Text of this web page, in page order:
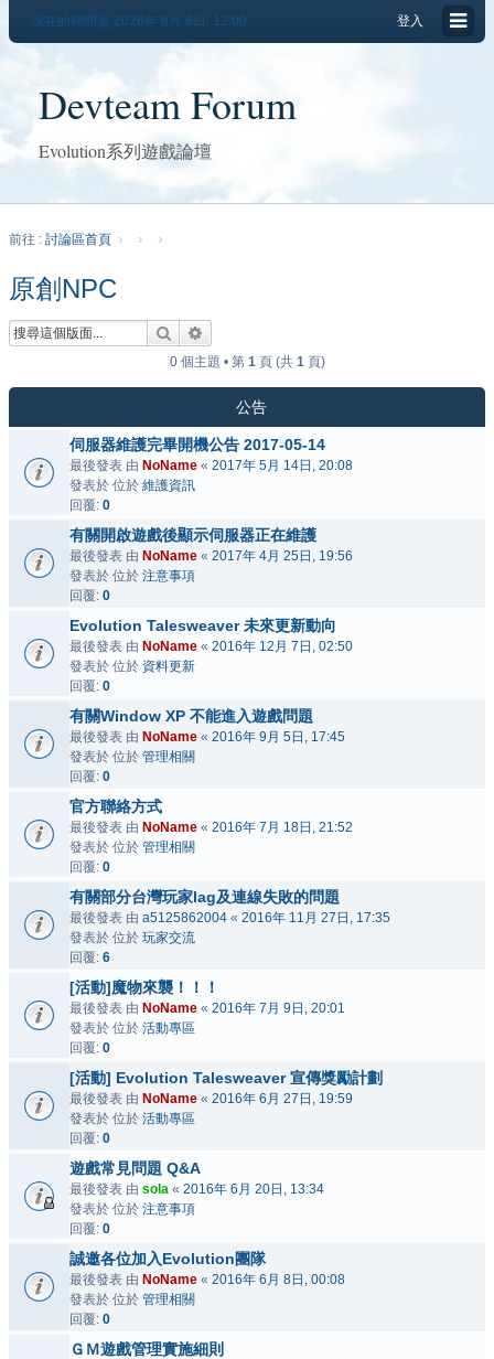
登入
現在的時間是 2026年 8月 6日, 12:00
Devteam Forum
Evolution系列遊戲論壇
前往 : 討論區首頁
原創NPC
搜尋
0 個主題 • 第 1頁 (共 1頁)
公告
伺服器維護完畢開機公告 2017-05-14
最後發表 由 NoName « 2017年 5月 14日, 20:08
發表於 位於 維護資訊
回覆: 0
有關開啟遊戲後顯示伺服器正在維護
最後發表 由 NoName « 2017年 4月 25日, 19:56
發表於 位於 注意事項
回覆: 0
Evolution Talesweaver 未來更新動向
最後發表 由 NoName « 2016年 12月 7日, 02:50
發表於 位於 資料更新
回覆: 0
有關Window XP 不能進入遊戲問題
最後發表 由 NoName « 2016年 9月 5日, 17:45
發表於 位於 管理相關
回覆: 0
官方聯絡方式
最後發表 由 NoName « 2016年 7月 18日, 21:52
發表於 位於 管理相關
回覆: 0
有關部分台灣玩家lag及連線失敗的問題
最後發表 由 a5125862004 « 2016年 11月 27日, 17:35
發表於 位於 玩家交流
回覆: 6
[活動]魔物來襲！！！
最後發表 由 NoName « 2016年 7月 9日, 20:01
發表於 位於 活動專區
回覆: 0
[活動] Evolution Talesweaver 宣傳獎勵計劃
最後發表 由 NoName « 2016年 6月 27日, 19:59
發表於 位於 活動專區
回覆: 0
遊戲常見問題 Q&A
最後發表 由 sola « 2016年 6月 20日, 13:34
發表於 位於 注意事項
回覆: 0
誠邀各位加入Evolution團隊
最後發表 由 NoName « 2016年 6月 8日, 00:08
發表於 位於 管理相關
回覆: 0
ＧＭ遊戲管理實施細則